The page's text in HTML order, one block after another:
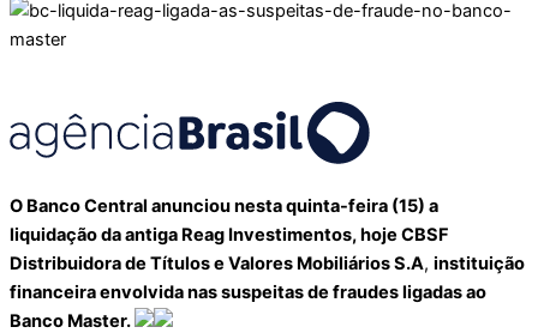
O Banco Central anunciou nesta quinta-feira (15) a
liquidação da antiga Reag Investimentos, hoje CBSF
Distribuidora de Títulos e Valores Mobiliários S.A, instituição
financeira envolvida nas suspeitas de fraudes ligadas ao
Banco Master.